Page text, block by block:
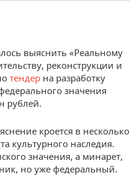
выяснить «Реальному
реконструкции и
тендер на разработку
значения
рублей.
кроется в несколько
культурного наследия.
значения, а минарет,
но уже федеральный.